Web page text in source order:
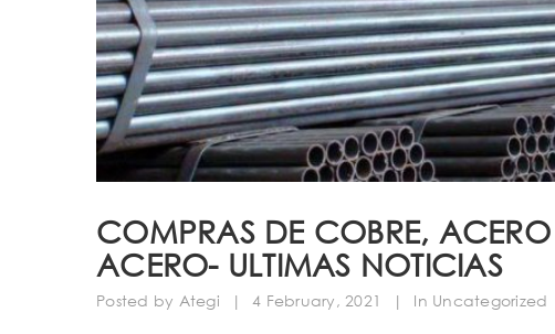
COMPRAS DE COBRE,
ACERO- ULTIMAS NOTICIAS
Posted by Ategi | 4 February, 2021 | In Uncategorized